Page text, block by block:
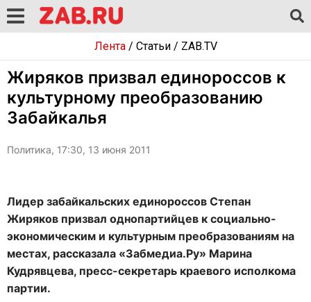
Лента/ Статьи/ ZAB.TV
Жиряков призвал единороссов к
культурному преобразованию
Забайкалья
Политика, 17:30, 13 июня 2011
Лидер забайкальских единороссов Степан
Жиряков призвал однопартийцев к социально-
экономическим и культурным преобразованиям на
местах, рассказала «Забмедиа.Ру» Марина
Кудрявцева, пресс-секретарь краевого исполкома
партии.